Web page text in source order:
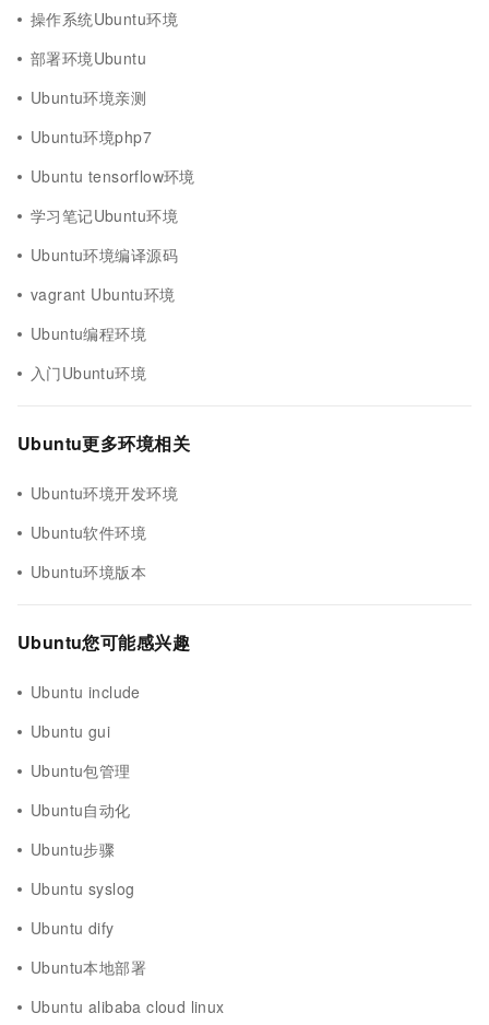
操作系统Ubuntu环境
部署环境Ubuntu
Ubuntu环境亲测
Ubuntu环境php7
Ubuntu tensorflow环境
学习笔记Ubuntu环境
Ubuntu环境编译源码
vagrant Ubuntu环境
Ubuntu编程环境
入门Ubuntu环境
Ubuntu更多环境相关
Ubuntu环境开发环境
Ubuntu软件环境
Ubuntu环境版本
Ubuntu您可能感兴趣
Ubuntu include
Ubuntu gui
Ubuntu包管理
Ubuntu自动化
Ubuntu步骤
Ubuntu syslog
Ubuntu dify
Ubuntu本地部署
Ubuntu alibaba cloud linux